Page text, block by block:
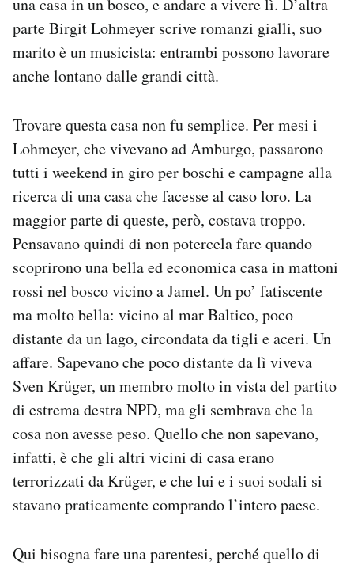
AREA PERSONALE
Area Personale
Newsletter
Hai bisogno di aiuto?
Esci
parte Birgit Lohmeyer scrive romanzi gialli, suo
marito è un musicista: entrambi possono lavorare
anche lontano dalle grandi città.
Trovare questa casa non fu semplice. Per mesi i
Lohmeyer, che vivevano ad Amburgo, passarono
tutti i weekend in giro per boschi e campagne alla
ricerca di una casa che facesse al caso loro. La
maggior parte di queste, però, costava troppo.
Pensavano quindi di non potercela fare quando
scoprirono una bella ed economica casa in mattoni
rossi nel bosco vicino a Jamel. Un po’ fatiscente
ma molto bella: vicino al mar Baltico, poco
distante da un lago, circondata da tigli e aceri. Un
affare. Sapevano che poco distante da lì viveva
Sven Krüger, un membro molto in vista del partito
di estrema destra NPD, ma gli sembrava che la
cosa non avesse peso. Quello che non sapevano,
infatti, è che gli altri vicini di casa erano
terrorizzati da Krüger, e che lui e i suoi sodali si
stavano praticamente comprando l’intero paese.
Qui bisogna fare una parentesi, perché quello di